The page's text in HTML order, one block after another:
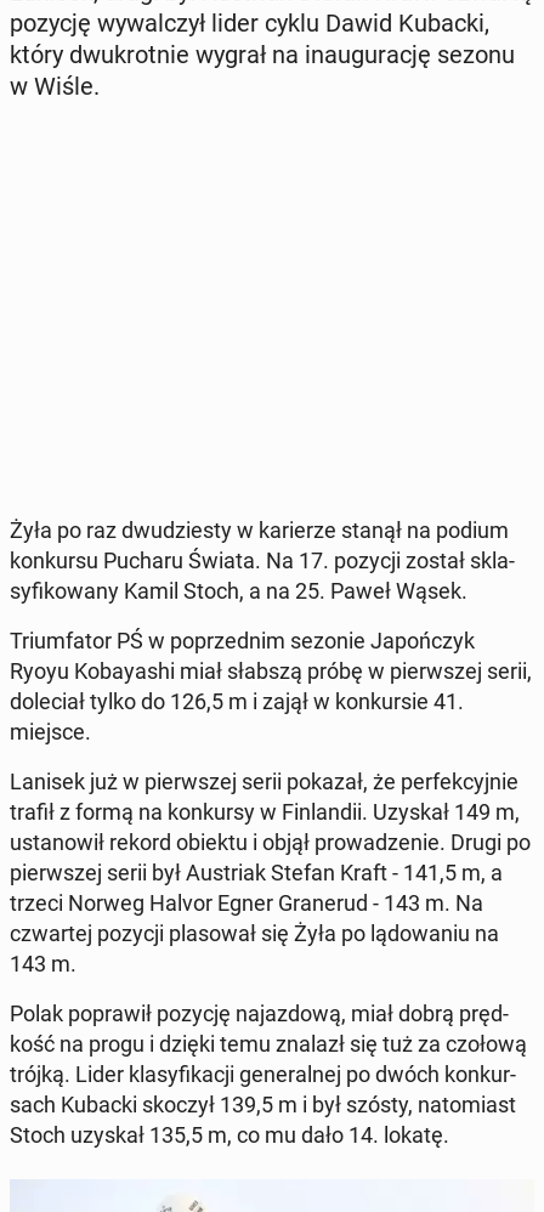
pozycję wy­wal­czył lider cyklu Dawid Kubacki,
który dwu­krot­nie wygrał na in­au­gu­ra­cję sezonu
w Wiśle.
Żyła po raz dwu­dzie­sty w ka­rie­rze stanął na podium
kon­kur­su Pucharu Świata. Na 17. pozycji został skla­
sy­fi­ko­wa­ny Kamil Stoch, a na 25. Paweł Wąsek.
Trium­fa­tor PŚ w po­przed­nim sezonie Ja­poń­czyk
Ryoyu Ko­bay­ashi miał słabszą próbę w pierw­szej serii,
do­le­ciał tylko do 126,5 m i zajął w kon­kur­sie 41.
miejsce.
Lanisek już w pierw­szej serii pokazał, że per­fek­cyj­nie
trafił z formą na kon­kur­sy w Fin­lan­dii. Uzyskał 149 m,
usta­no­wił rekord obiektu i objął pro­wa­dze­nie. Drugi po
pierw­szej serii był Au­striak Stefan Kraft - 141,5 m, a
trzeci Norweg Halvor Egner Gra­ne­rud - 143 m. Na
czwar­tej pozycji pla­so­wał się Żyła po lą­do­wa­niu na
143 m.
Polak po­pra­wił pozycję na­jaz­do­wą, miał dobrą pręd­
kość na progu i dzięki temu znalazł się tuż za czołową
trójką. Lider kla­sy­fi­ka­cji ge­ne­ral­nej po dwóch kon­kur­
sach Kubacki skoczył 139,5 m i był szósty, na­to­miast
Stoch uzyskał 135,5 m, co mu dało 14. lokatę.